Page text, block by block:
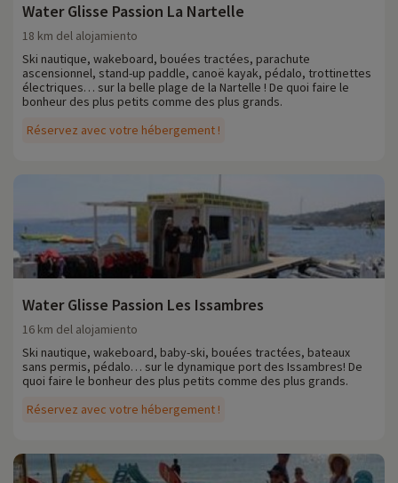
Water Glisse Passion La Nartelle
Réservez avec votre hébergement !
18 km del alojamiento
Ski nautique, wakeboard, bouées tractées, parachute
ascensionnel, stand-up paddle, canoë kayak, pédalo, trottinettes
électriques… sur la belle plage de la Nartelle ! De quoi faire le
bonheur des plus petits comme des plus grands.
Water Glisse Passion Les Issambres
Réservez avec votre hébergement !
16 km del alojamiento
Ski nautique, wakeboard, baby-ski, bouées tractées, bateaux
sans permis, pédalo… sur le dynamique port des Issambres! De
quoi faire le bonheur des plus petits comme des plus grands.